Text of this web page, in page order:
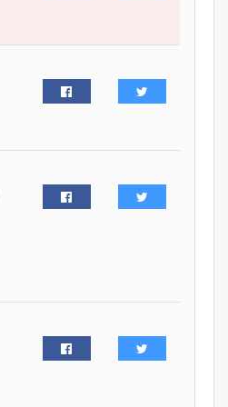
уржигдар
Орон сууц, нийтийн аж ахуй,
авто зам, тохижилт
холбоотой ГОМДОЛ их байгааг
"Урьхан" Б.Чинбат гэж хүн
бизнес хамтрагчаа гүтгэж